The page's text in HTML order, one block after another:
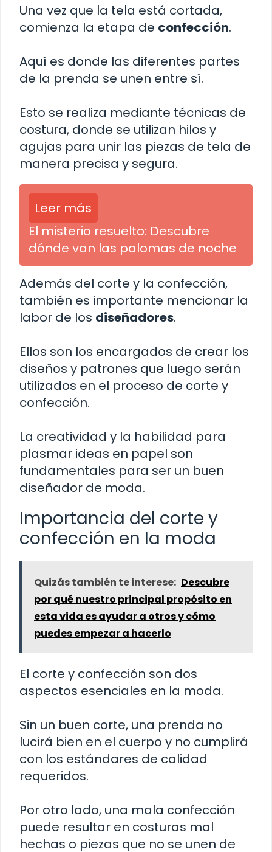
Una vez que la tela está cortada,
comienza la etapa de confección.
Aquí es donde las diferentes partes
de la prenda se unen entre sí.
Esto se realiza mediante técnicas de
costura, donde se utilizan hilos y
agujas para unir las piezas de tela de
manera precisa y segura.
Leer más
El misterio resuelto: Descubre
dónde van las palomas de noche
Además del corte y la confección,
también es importante mencionar la
labor de los diseñadores.
Ellos son los encargados de crear los
diseños y patrones que luego serán
utilizados en el proceso de corte y
confección.
La creatividad y la habilidad para
plasmar ideas en papel son
fundamentales para ser un buen
diseñador de moda.
Importancia del corte y
confección en la moda
Quizás también te interese: Descubre
por qué nuestro principal propósito en
esta vida es ayudar a otros y cómo
puedes empezar a hacerlo
El corte y confección son dos
aspectos esenciales en la moda.
Sin un buen corte, una prenda no
lucirá bien en el cuerpo y no cumplirá
con los estándares de calidad
requeridos.
Por otro lado, una mala confección
puede resultar en costuras mal
hechas o piezas que no se unen de